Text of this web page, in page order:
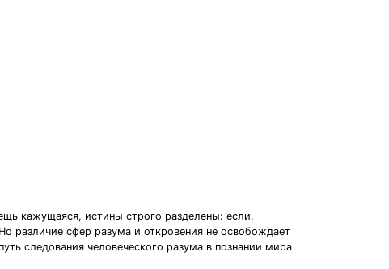
кажущаяся, истины строго разделены: если,
различие сфер разума и откровения не освобождает
следования человеческого разума в познании мира